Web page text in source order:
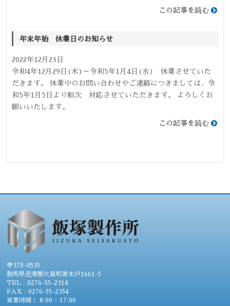
この記事を読む
年末年始 休業日のお知らせ
2022年12月23日
令和4年12月29日(木)～令和5年1月4日(水) 休業させていた
だきます。 休業中のお問い合わせやご連絡につきましては、令
和5年1月5日より順次 対応させていただきます。 よろしくお
願いいたします。
この記事を読む
〒370-0535
群馬県邑楽郡大泉町寄木戸1661-5
TEL : 0276-55-2314
FAX : 0276-55-2354
営業時間： 8:00 - 17:00